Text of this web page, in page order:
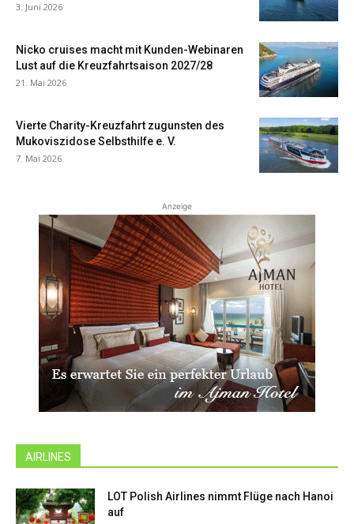
3. Juni 2026
Nicko cruises macht mit Kunden-Webinaren
Lust auf die Kreuzfahrtsaison 2027/28
21. Mai 2026
Vierte Charity-Kreuzfahrt zugunsten des
Mukoviszidose Selbsthilfe e. V.
7. Mai 2026
Anzeige
AIRLINES
LOT Polish Airlines nimmt Flüge nach Hanoi
auf